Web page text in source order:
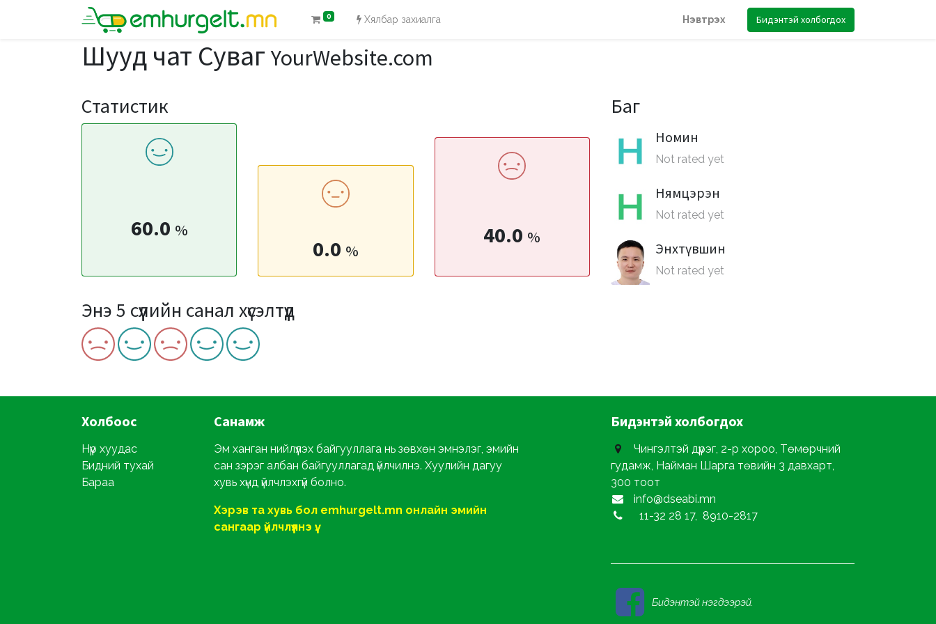
0 Хялбар захиалга Нэвтрэх Бидэнтэй холбогдох
Шууд чат Суваг YourWebsite.com
Статистик
60.0 %
0.0 %
40.0 %
Энэ 5 сүүлийн санал хүсэлтүүд
Баг
Номин
Not rated yet
Нямцэрэн
Not rated yet
Энхтүвшин
Not rated yet
Холбоос
Нүүр хуудас
Бидний тухай
Бараа
Санамж
Эм ханган нийлүүлэх байгууллага нь зөвхөн эмнэлэг, эмийн
сан зэрэг албан байгууллагад үйлчилнэ. Хуулийн дагуу
хувь хүнд үйлчлэхгүй болно.
Хэрэв та хувь бол emhurgelt.mn онлайн эмийн
сангаар үйлчлүүлнэ үү.
Бидэнтэй холбогдох
Чингэлтэй дүүрэг, 2-р хороо, Төмөрчний
гудамж, Найман Шарга төвийн 3 давхарт,
300 тоот
info@dseabi.mn
11-32 28 17, 8910-2817
Бидэнтэй нэгдээрэй.